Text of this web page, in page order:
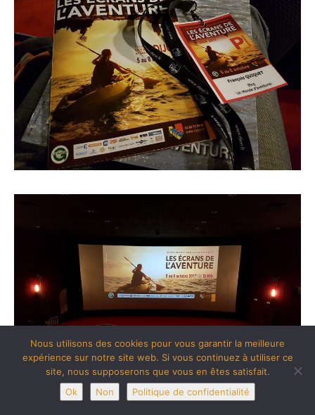
Nous utilisons des cookies pour vous garantir la meilleure
expérience sur notre site web. Si vous continuez à utiliser ce
site, nous supposerons que vous en êtes satisfait.
Ok
Non Politique de confidentialité